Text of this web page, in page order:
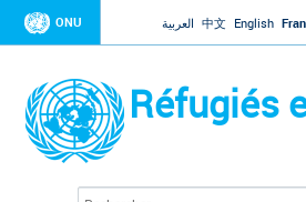
Jump to navigation
ONU العربية 中文 English
Réfugiés